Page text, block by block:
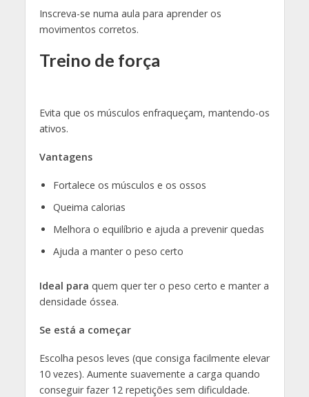
Inscreva-se numa aula para aprender os
movimentos corretos.
Treino de força
Evita que os músculos enfraqueçam, mantendo-os
ativos.
Vantagens
Fortalece os músculos e os ossos
Queima calorias
Melhora o equilíbrio e ajuda a prevenir quedas
Ajuda a manter o peso certo
Ideal para quem quer ter o peso certo e manter a
densidade óssea.
Se está a começar
Escolha pesos leves (que consiga facilmente elevar
10 vezes). Aumente suavemente a carga quando
conseguir fazer 12 repetições sem dificuldade.